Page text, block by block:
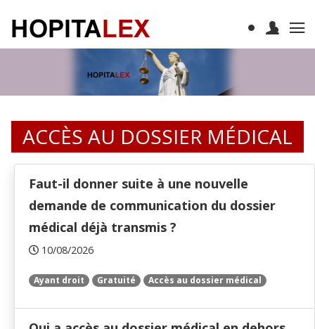
ACCÈS AU DOSSIER MÉDICAL
Faut-il donner suite à une nouvelle
demande de communication du dossier
médical déjà transmis ?
10/08/2026
Ayant droit Gratuité Accès au dossier médical